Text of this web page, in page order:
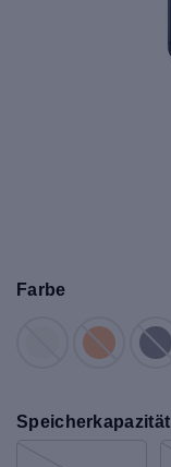
Farbe
Speicherkapazität